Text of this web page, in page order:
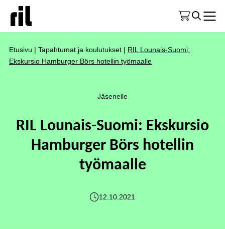
Etusivu | Tapahtumat ja koulutukset | RIL Lounais-Suomi:
Ekskursio Hamburger Börs hotellin työmaalle
Jäsenelle
RIL Lounais-Suomi: Ekskursio
Hamburger Börs hotellin
työmaalle
12.10.2021